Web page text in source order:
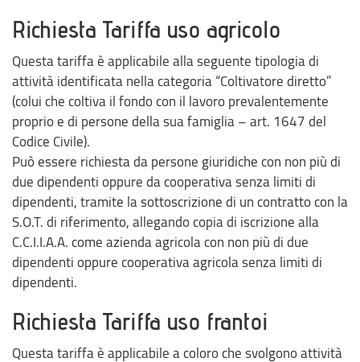
Richiesta Tariffa uso agricolo
Questa tariffa è applicabile alla seguente tipologia di
attività identificata nella categoria “Coltivatore diretto”
(colui che coltiva il fondo con il lavoro prevalentemente
proprio e di persone della sua famiglia – art. 1647 del
Codice Civile).
Può essere richiesta da persone giuridiche con non più di
due dipendenti oppure da cooperativa senza limiti di
dipendenti, tramite la sottoscrizione di un contratto con la
S.O.T. di riferimento, allegando copia di iscrizione alla
C.C.I.I.A.A. come azienda agricola con non più di due
dipendenti oppure cooperativa agricola senza limiti di
dipendenti.
Richiesta Tariffa uso frantoi
Questa tariffa è applicabile a coloro che svolgono attività